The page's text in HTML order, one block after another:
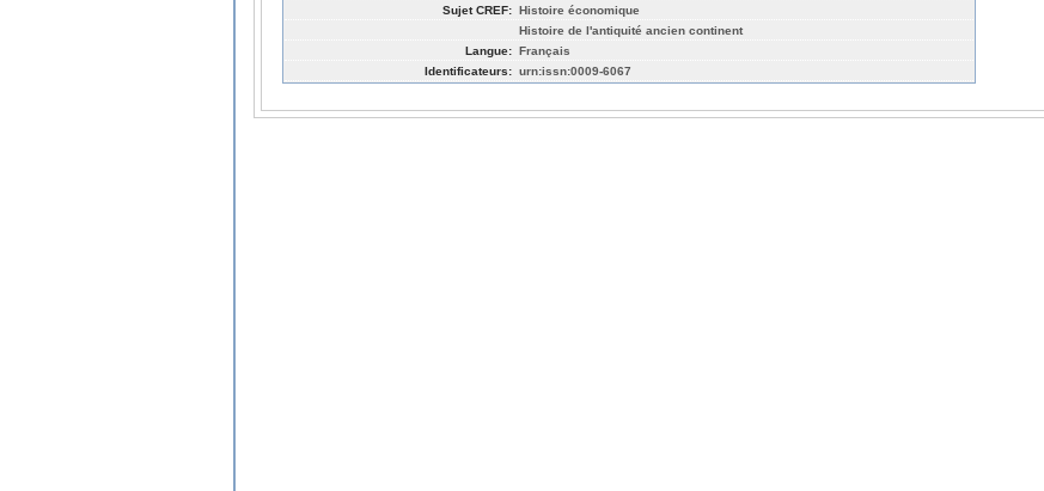
Sujet CREF: Histoire économique
Histoire de l'antiquité ancien continent
Langue: Français
Identificateurs: urn:issn:0009-6067